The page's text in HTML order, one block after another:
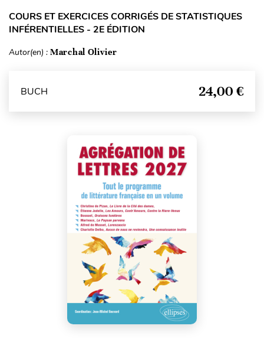
COURS ET EXERCICES CORRIGÉS DE STATISTIQUES
INFÉRENTIELLES - 2E ÉDITION
Autor(en) : Marchal Olivier
BUCH 24,00 €